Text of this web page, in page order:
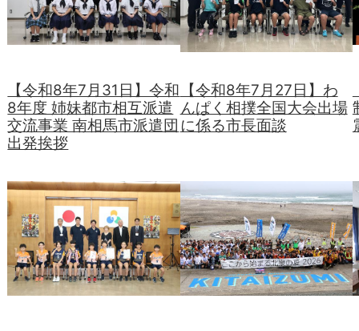
【令和8年7月31日】令和
8年度 姉妹都市相互派遣
交流事業 南相馬市派遣団
出発挨拶
【令和8年7月27日】わ
んぱく相撲全国大会出場
に係る市長面談